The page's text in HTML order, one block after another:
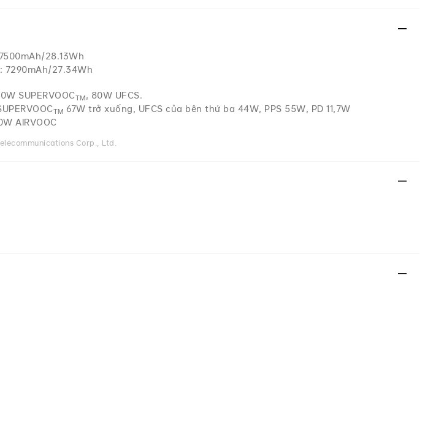
28.13Wh
7290mAh/27.34Wh
SUPERVOOCTM, 80W UFCS.
TM 67W trở xuống, UFCS của bên thứ ba 44W, PPS 55W, PD 11,7W
AIRVOOC
Corp., Ltd.